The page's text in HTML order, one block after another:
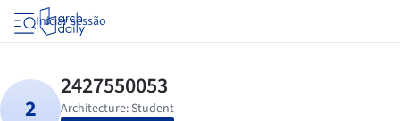
Iniciar sessão